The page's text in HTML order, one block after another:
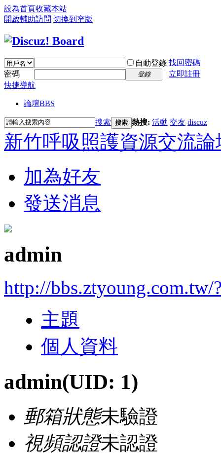
設為首頁收藏本站
開啟輔助訪問 切換到窄版
自動登錄 找回密碼
密碼
登錄
立即註冊
快捷導航
論壇BBS
搜索 搜索 熱搜: 活動 交友 discuz
新竹呼吸照護資源交流論
加為好友
發送消息
admin
http://bbs.ztyoung.com.tw/
主題
個人資料
admin(UID: 1)
郵箱狀態未驗證
視頻認證未認證